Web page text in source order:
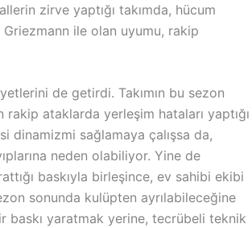
zirve yaptığı takımda, hücum
ile olan uyumu, rakip
de getirdi. Takımın bu sezon
ataklarda yerleşim hataları yaptığı
dinamizmi sağlamaya çalışsa da,
neden olabiliyor. Yine de
baskıyla birleşince, ev sahibi ekibi
sonunda kulüpten ayrılabileceğine
baskı yaratmak yerine, tecrübeli teknik